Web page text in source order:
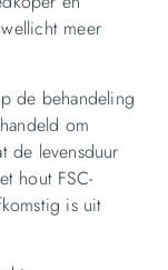
meer
de behandeling
om
de levensduur
hout FSC-
is uit